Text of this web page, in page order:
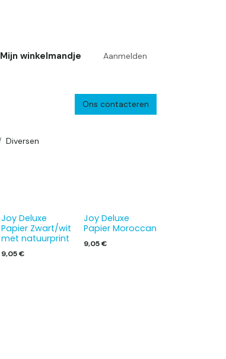
Mijn winkelmandje Aanmelden
Parkeren Bedrijf Verzenden en
Ons contacteren
Diversen
Joy Deluxe
Papier Zwart/wit
met natuurprint
9,05€
Joy Deluxe
Papier Moroccan
9,05€